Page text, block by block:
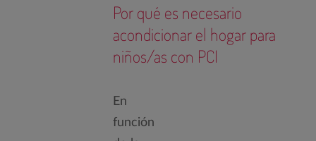
Por qué es necesario
acondicionar el hogar para
niños/as con PCI
En
función